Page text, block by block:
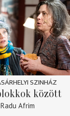
SZINHÁZ
között
Radu Afrim